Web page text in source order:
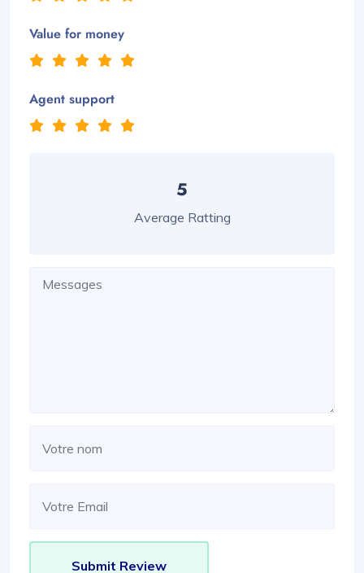
Value for money
Agent support
5
Average Ratting